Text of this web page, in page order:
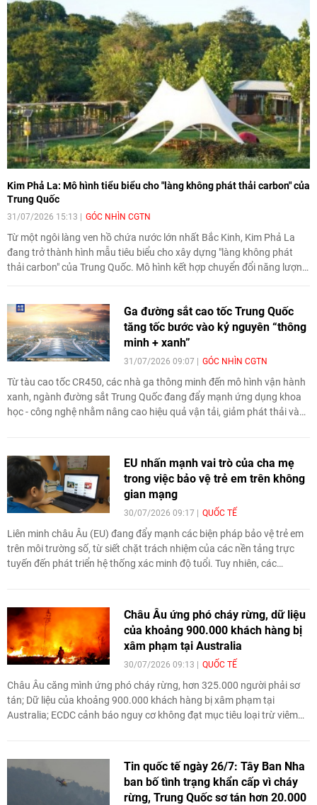
Kim Phả La: Mô hình tiểu biểu cho "làng không phát thải carbon" của
Trung Quốc
31/07/2026 15:13 GÓC NHÌN CGTN
Từ một ngôi làng ven hồ chứa nước lớn nhất Bắc Kinh, Kim Phả La
đang trở thành hình mẫu tiêu biểu cho xây dựng "làng không phát
thải carbon" của Trung Quốc. Mô hình kết hợp chuyển đổi năng lượng,
Ga đường sắt cao tốc Trung Quốc
tăng tốc bước vào kỷ nguyên “thông
minh + xanh”
31/07/2026 09:07 GÓC NHÌN CGTN
Từ tàu cao tốc CR450, các nhà ga thông minh đến mô hình vận hành
xanh, ngành đường sắt Trung Quốc đang đẩy mạnh ứng dụng khoa
học - công nghệ nhằm nâng cao hiệu quả vận tải, giảm phát thải và
EU nhấn mạnh vai trò của cha mẹ
trong việc bảo vệ trẻ em trên không
gian mạng
30/07/2026 09:17 QUỐC TẾ
Liên minh châu Âu (EU) đang đẩy mạnh các biện pháp bảo vệ trẻ em
trên môi trường số, từ siết chặt trách nhiệm của các nền tảng trực
tuyến đến phát triển hệ thống xác minh độ tuổi. Tuy nhiên, các
cha mẹ và người giám hộ.
Châu Âu ứng phó cháy rừng, dữ liệu
của khoảng 900.000 khách hàng bị
xâm phạm tại Australia
30/07/2026 09:13 QUỐC TẾ
Châu Âu căng mình ứng phó cháy rừng, hơn 325.000 người phải sơ
tán; Dữ liệu của khoảng 900.000 khách hàng bị xâm phạm tại
Australia; ECDC cảnh báo nguy cơ không đạt mục tiêu loại trừ viêm
Tin quốc tế ngày 26/7: Tây Ban Nha
ban bố tình trạng khẩn cấp vì cháy
rừng, Trung Quốc sơ tán hơn 20.000